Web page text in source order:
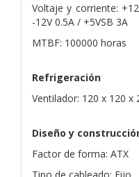
Voltaje y corriente:
-12V 0.5A / +5VSB 3A
MTBF: 100000 horas
Refrigeración
Ventilador: 120 x 120 x
Diseño y
Factor de forma: ATX
Tipo de cableado: Fijo